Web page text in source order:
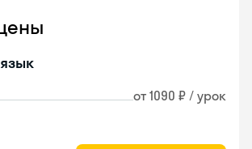
от 1090 ₽ / урок